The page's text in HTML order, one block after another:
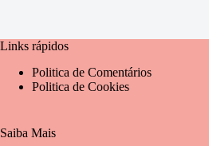
Links rápidos
Politica de Comentários
Politica de Cookies
Saiba Mais